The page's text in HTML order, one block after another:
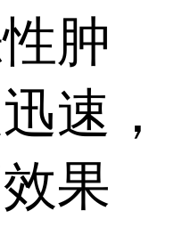
肿
速，
果